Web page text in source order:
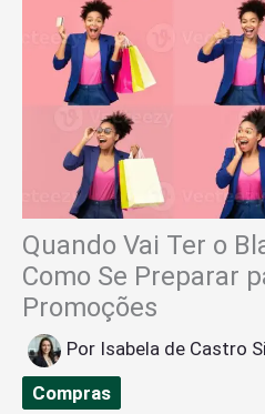
Quando Vai Ter o
Como Se Preparar
Promoções
Por Isabela de Castro
Compras